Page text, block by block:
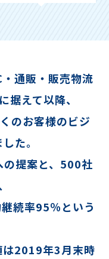
通販・販売物流
据えて以降、
のお客様のビジ
た。
提案と、500社
続率95％という
は2019年3月末時